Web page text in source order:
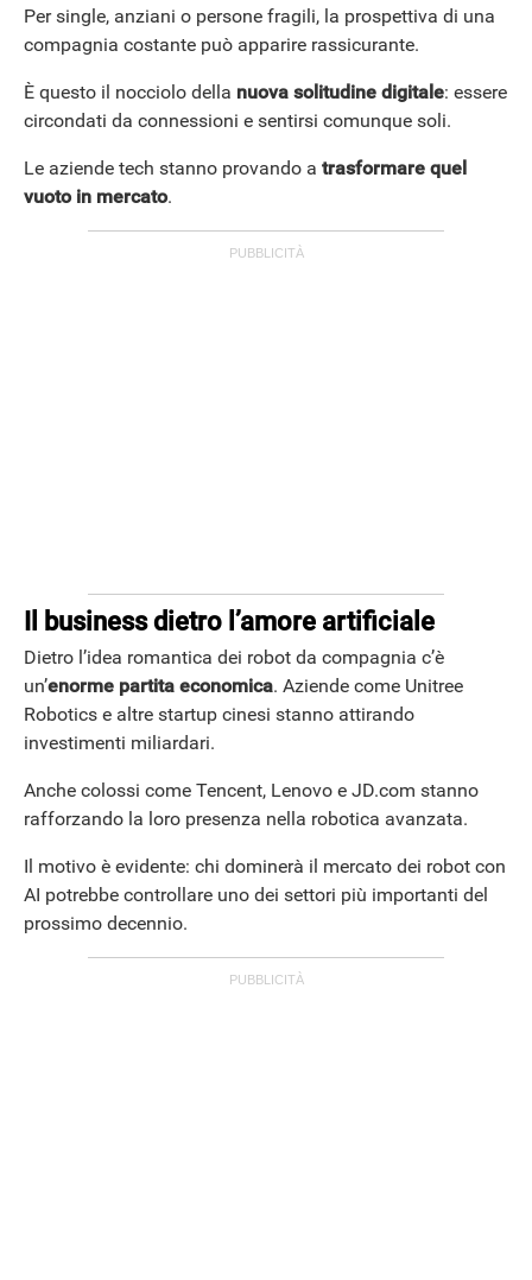
Per single, anziani o persone fragili, la prospettiva di una
compagnia costante può apparire rassicurante.
È questo il nocciolo della nuova solitudine digitale: essere
circondati da connessioni e sentirsi comunque soli.
Le aziende tech stanno provando a trasformare quel
vuoto in mercato.
Il business dietro l’amore artificiale
Dietro l’idea romantica dei robot da compagnia c’è
un’enorme partita economica. Aziende come Unitree
Robotics e altre startup cinesi stanno attirando
investimenti miliardari.
Anche colossi come Tencent, Lenovo e JD.com stanno
rafforzando la loro presenza nella robotica avanzata.
Il motivo è evidente: chi dominerà il mercato dei robot con
AI potrebbe controllare uno dei settori più importanti del
prossimo decennio.